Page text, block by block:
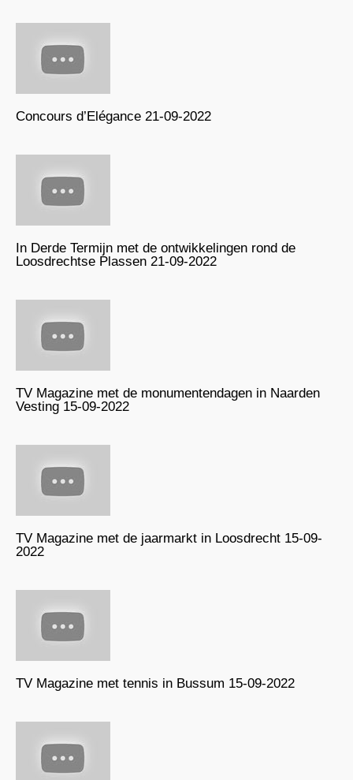
Concours d’Elégance 21-09-2022
In Derde Termijn met de ontwikkelingen rond de
Loosdrechtse Plassen 21-09-2022
TV Magazine met de monumentendagen in Naarden
Vesting 15-09-2022
TV Magazine met de jaarmarkt in Loosdrecht 15-09-
2022
TV Magazine met tennis in Bussum 15-09-2022